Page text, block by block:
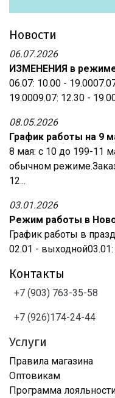
Новости
06.07.2026
ИЗМЕНЕНИЯ в
06.07: 10.00 -
19.0009.07: 12.30 -
08.05.2026
График работы на 9
8 мая: с 10 до 199-11
обычном
12...
03.01.2026
Режим работы в
График работы в
02.01 - выходной03.01:
Контакты
+7 (903) 763-35-58
+7 (926)174-24-44
Услуги
Правила магазина
Оптовикам
Программа